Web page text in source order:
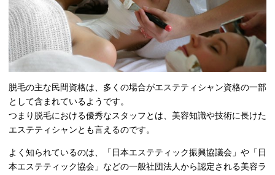
脱毛の主な民間資格は、多くの場合がエステティシャン資格の一部
として含まれているようです。
つまり脱毛における優秀なスタッフとは、美容知識や技術に長けた
エステティシャンとも言えるのです。
よく知られているのは、「日本エステティック振興協議会」や「日
本エステティック協会」などの一般社団法人から認定される美容ラ